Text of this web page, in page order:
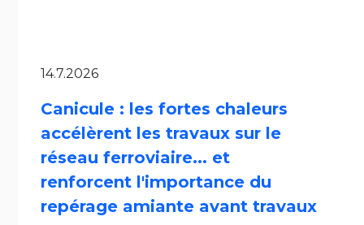
14.7.2026
Canicule : les fortes chaleurs
accélèrent les travaux sur le
réseau ferroviaire... et
renforcent l'importance du
repérage amiante avant travaux